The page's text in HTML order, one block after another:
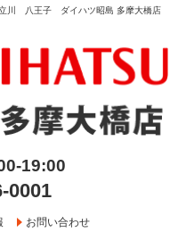
川 八王子 ダイハツ昭島 多摩大橋店
19:00
0001
お問い合わせ